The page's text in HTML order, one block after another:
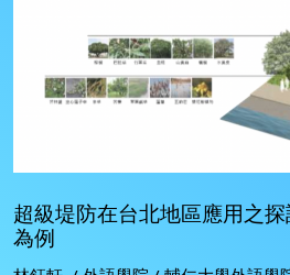
超級堤防在台北地區應用之
為例